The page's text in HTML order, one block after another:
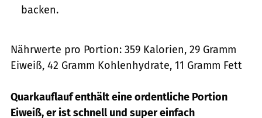
backen.
Nährwerte pro Portion: 359 Kalorien, 29 Gramm
Eiweiß, 42 Gramm Kohlenhydrate, 11 Gramm Fett
Quarkauflauf enthält eine ordentliche Portion
Eiweiß, er ist schnell und super einfach